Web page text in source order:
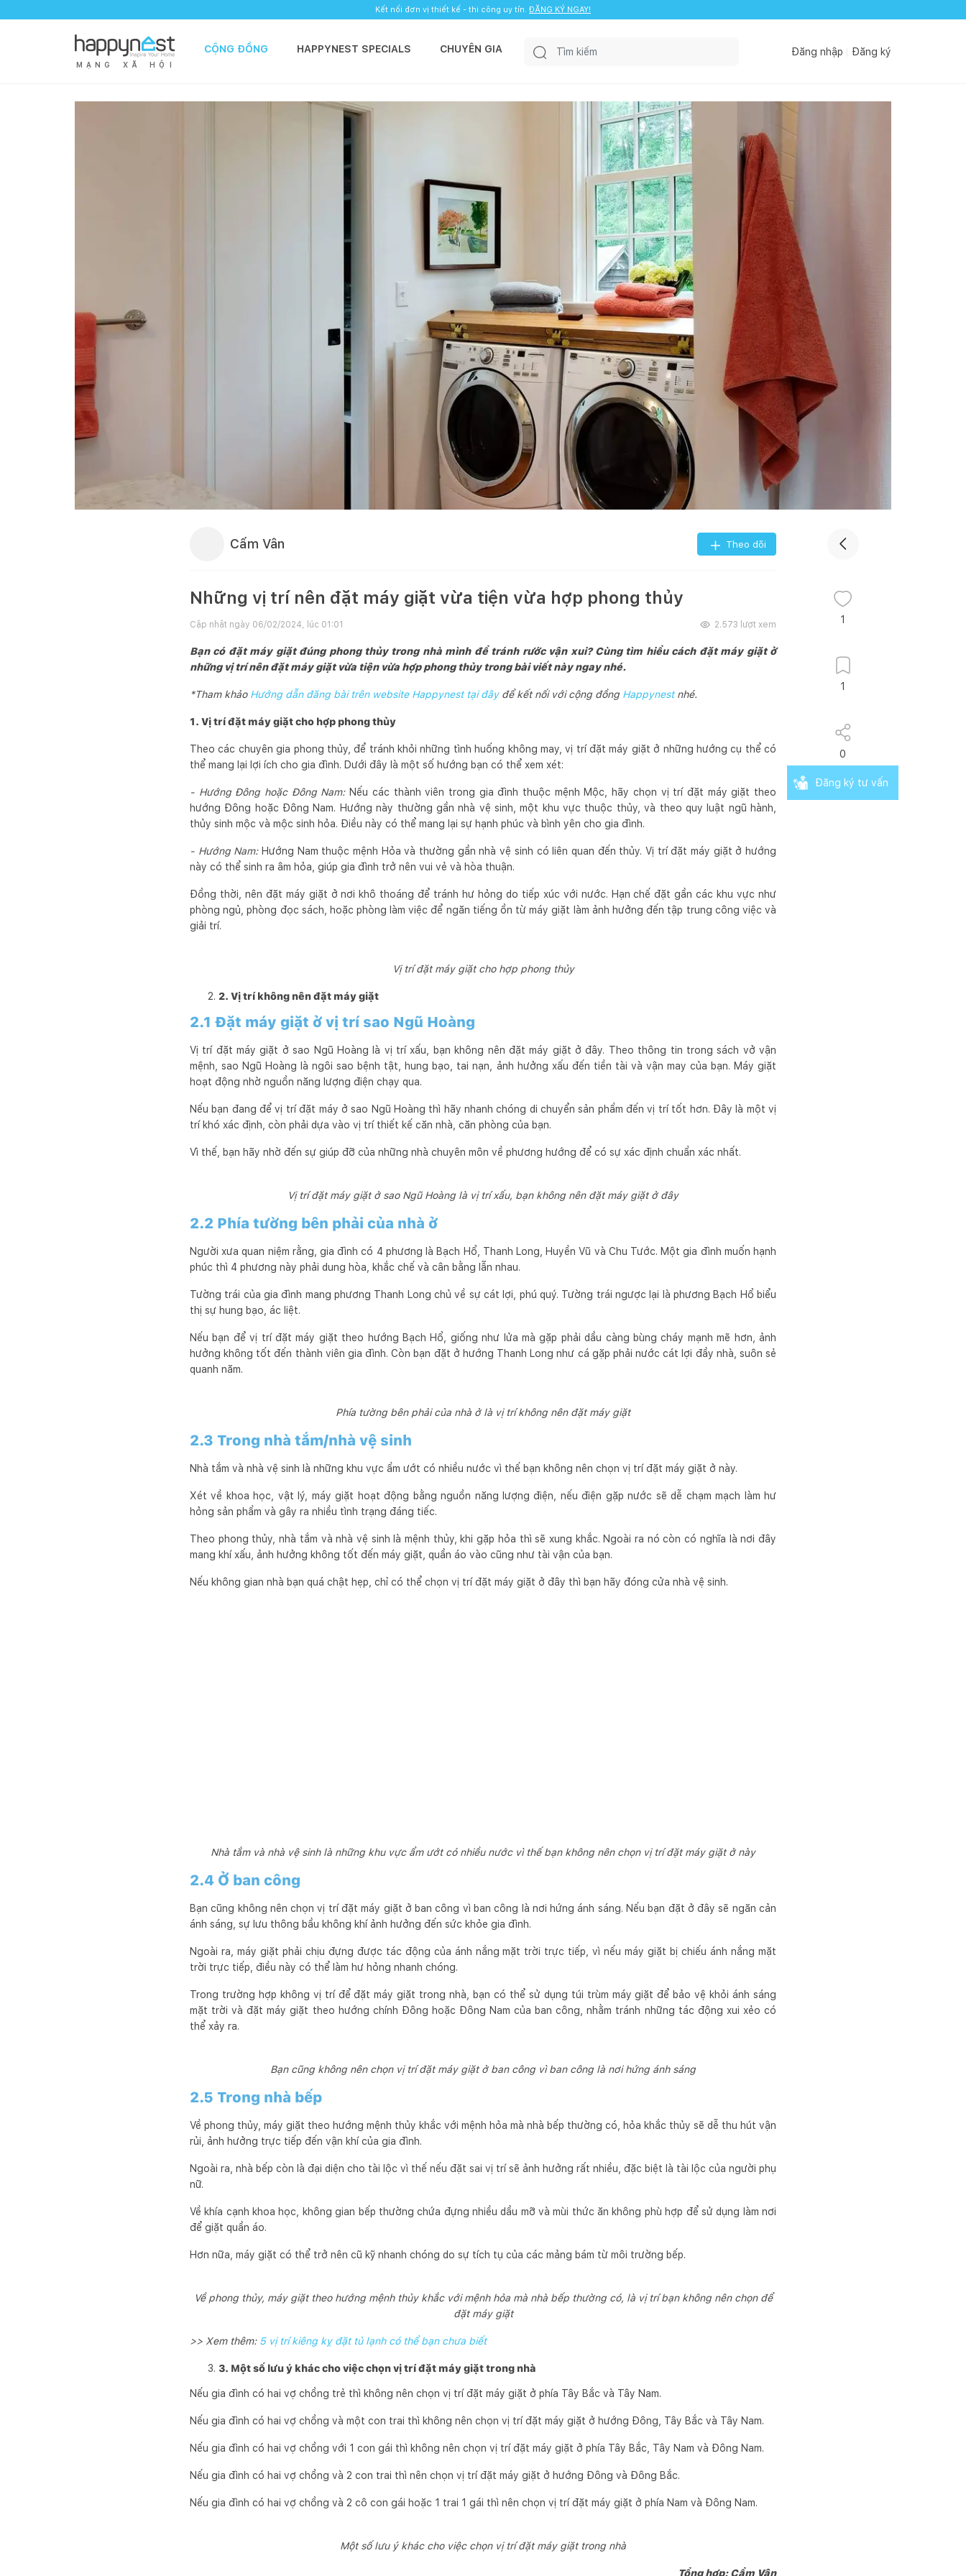
Kết nối đơn vị thiết kế - thi công uy tín. ĐĂNG KÝ NGAY!
M Ạ N G X Ã H Ộ I
CỘNG ĐỒNG HAPPYNEST SPECIALS CHUYÊN GIA Đăng nhập Đăng ký
Cẩm Vân Theo dõi
Những vị trí nên đặt máy giặt vừa tiện vừa hợp phong thủy
Cập nhật ngày 06/02/2024, lúc 01:01 2.573 lượt xem
Bạn có đặt máy giặt đúng phong thủy trong nhà mình để tránh rước vận xui? Cùng tìm hiểu cách đặt máy giặt ở
những vị trí nên đặt máy giặt vừa tiện vừa hợp phong thủy trong bài viết này ngay nhé.
*Tham khảo Hướng dẫn đăng bài trên website Happynest tại đâyđể kết nối với cộng đồng Happynest nhé.
1. Vị trí đặt máy giặt cho hợp phong thủy
Theo các chuyên gia phong thủy, để tránh khỏi những tình huống không may, vị trí đặt máy giặt ở những hướng cụ thể có
thể mang lại lợi ích cho gia đình. Dưới đây là một số hướng bạn có thể xem xét:
- Hướng Đông hoặc Đông Nam:Nếu các thành viên trong gia đình thuộc mệnh Mộc, hãy chọn vị trí đặt máy giặt theo
hướng Đông hoặc Đông Nam. Hướng này thường gần nhà vệ sinh, một khu vực thuộc thủy, và theo quy luật ngũ hành,
thủy sinh mộc và mộc sinh hỏa. Điều này có thể mang lại sự hạnh phúc và bình yên cho gia đình.
- Hướng Nam:Hướng Nam thuộc mệnh Hỏa và thường gần nhà vệ sinh có liên quan đến thủy. Vị trí đặt máy giặt ở hướng
này có thể sinh ra âm hỏa, giúp gia đình trở nên vui vẻ và hòa thuận.
Đồng thời, nên đặt máy giặt ở nơi khô thoáng để tránh hư hỏng do tiếp xúc với nước. Hạn chế đặt gần các khu vực như
phòng ngủ, phòng đọc sách, hoặc phòng làm việc để ngăn tiếng ồn từ máy giặt làm ảnh hưởng đến tập trung công việc và
giải trí.
Vị trí đặt máy giặt cho hợp phong thủy
2. Vị trí không nên đặt máy giặt
2.1 Đặt máy giặt ở vị trí sao Ngũ Hoàng
Vị trí đặt máy giặt ở sao Ngũ Hoàng là vị trí xấu, bạn không nên đặt máy giặt ở đây. Theo thông tin trong sách vở vận
mệnh, sao Ngũ Hoàng là ngôi sao bệnh tật, hung bạo, tai nạn, ảnh hưởng xấu đến tiền tài và vận may của bạn. Máy giặt
hoạt động nhờ nguồn năng lượng điện chạy qua.
Nếu bạn đang để vị trí đặt máy ở sao Ngũ Hoàng thì hãy nhanh chóng di chuyển sản phẩm đến vị trí tốt hơn. Đây là một vị
trí khó xác định, còn phải dựa vào vị trí thiết kế căn nhà, căn phòng của bạn.
Vì thế, bạn hãy nhờ đến sự giúp đỡ của những nhà chuyên môn về phương hướng để có sự xác định chuẩn xác nhất.
Vị trí đặt máy giặt ở sao Ngũ Hoàng là vị trí xấu, bạn không nên đặt máy giặt ở đây
2.2 Phía tường bên phải của nhà ở
Người xưa quan niệm rằng, gia đình có 4 phương là Bạch Hổ, Thanh Long, Huyền Vũ và Chu Tước. Một gia đình muốn hạnh
phúc thì 4 phương này phải dung hòa, khắc chế và cân bằng lẫn nhau.
Tường trái của gia đình mang phương Thanh Long chủ về sự cát lợi, phú quý. Tường trái ngược lại là phương Bạch Hổ biểu
thị sự hung bạo, ác liệt.
Nếu bạn để vị trí đặt máy giặt theo hướng Bạch Hổ, giống như lửa mà gặp phải dầu càng bùng cháy mạnh mẽ hơn, ảnh
hưởng không tốt đến thành viên gia đình. Còn bạn đặt ở hướng Thanh Long như cá gặp phải nước cát lợi đầy nhà, suôn sẻ
quanh năm.
Phía tường bên phải của nhà ở là vị trí không nên đặt máy giặt
2.3 Trong nhà tắm/nhà vệ sinh
Nhà tắm và nhà vệ sinh là những khu vực ẩm ướt có nhiều nước vì thế bạn không nên chọn vị trí đặt máy giặt ở này.
Xét về khoa học, vật lý, máy giặt hoạt động bằng nguồn năng lượng điện, nếu điện gặp nước sẽ dễ chạm mạch làm hư
hỏng sản phẩm và gây ra nhiều tình trạng đáng tiếc.
Theo phong thủy, nhà tắm và nhà vệ sinh là mệnh thủy, khi gặp hỏa thì sẽ xung khắc. Ngoài ra nó còn có nghĩa là nơi đây
mang khí xấu, ảnh hưởng không tốt đến máy giặt, quần áo vào cũng như tài vận của bạn.
Nếu không gian nhà bạn quá chật hẹp, chỉ có thể chọn vị trí đặt máy giặt ở đây thì bạn hãy đóng cửa nhà vệ sinh.
Nhà tắm và nhà vệ sinh là những khu vực ẩm ướt có nhiều nước vì thế bạn không nên chọn vị trí đặt máy giặt ở này
2.4 Ở ban công
Bạn cũng không nên chọn vị trí đặt máy giặt ở ban công vì ban công là nơi hứng ánh sáng. Nếu bạn đặt ở đây sẽ ngăn cản
ánh sáng, sự lưu thông bầu không khí ảnh hưởng đến sức khỏe gia đình.
Ngoài ra, máy giặt phải chịu đựng được tác động của ánh nắng mặt trời trực tiếp, vì nếu máy giặt bị chiếu ánh nắng mặt
trời trực tiếp, điều này có thể làm hư hỏng nhanh chóng.
Trong trường hợp không vị trí để đặt máy giặt trong nhà, bạn có thể sử dụng túi trùm máy giặt để bảo vệ khỏi ánh sáng
mặt trời và đặt máy giặt theo hướng chính Đông hoặc Đông Nam của ban công, nhằm tránh những tác động xui xẻo có
thể xảy ra.
Bạn cũng không nên chọn vị trí đặt máy giặt ở ban công vì ban công là nơi hứng ánh sáng
2.5 Trong nhà bếp
Về phong thủy, máy giặt theo hướng mệnh thủy khắc với mệnh hỏa mà nhà bếp thường có, hỏa khắc thủy sẽ dễ thu hút vận
rủi, ảnh hưởng trực tiếp đến vận khí của gia đình.
Ngoài ra, nhà bếp còn là đại diện cho tài lộc vì thế nếu đặt sai vị trí sẽ ảnh hưởng rất nhiều, đặc biệt là tài lộc của người phụ
nữ.
Về khía cạnh khoa học, không gian bếp thường chứa đựng nhiều dầu mỡ và mùi thức ăn không phù hợp để sử dụng làm nơi
để giặt quần áo.
Hơn nữa, máy giặt có thể trở nên cũ kỹ nhanh chóng do sự tích tụ của các mảng bám từ môi trường bếp.
Về phong thủy, máy giặt theo hướng mệnh thủy khắc với mệnh hỏa mà nhà bếp thường có, là vị trí bạn không nên chọn để
đặt máy giặt
>> Xem thêm: 5 vị trí kiêng kỵ đặt tủ lạnh có thể bạn chưa biết
3. Một số lưu ý khác cho việc chọn vị trí đặt máy giặt trong nhà
Nếu gia đình có hai vợ chồng trẻ thì không nên chọn vị trí đặt máy giặt ở phía Tây Bắc và Tây Nam.
Nếu gia đình có hai vợ chồng và một con trai thì không nên chọn vị trí đặt máy giặt ở hướng Đông, Tây Bắc và Tây Nam.
Nếu gia đình có hai vợ chồng với 1 con gái thì không nên chọn vị trí đặt máy giặt ở phía Tây Bắc, Tây Nam và Đông Nam.
Nếu gia đình có hai vợ chồng và 2 con trai thì nên chọn vị trí đặt máy giặt ở hướng Đông và Đông Bắc.
Nếu gia đình có hai vợ chồng và 2 cô con gái hoặc 1 trai 1 gái thì nên chọn vị trí đặt máy giặt ở phía Nam và Đông Nam.
Một số lưu ý khác cho việc chọn vị trí đặt máy giặt trong nhà
Tổng hợp: Cẩm Vân
1
1
0
Đăng ký tư vấn